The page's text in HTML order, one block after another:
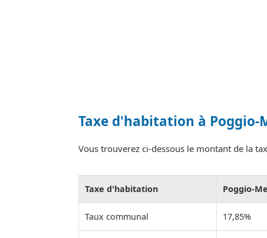
Taxe d'habitation à Poggio-
Vous trouverez ci-dessous le montant de la
Taxe d'habitation Poggio-
Taux communal 17,85%